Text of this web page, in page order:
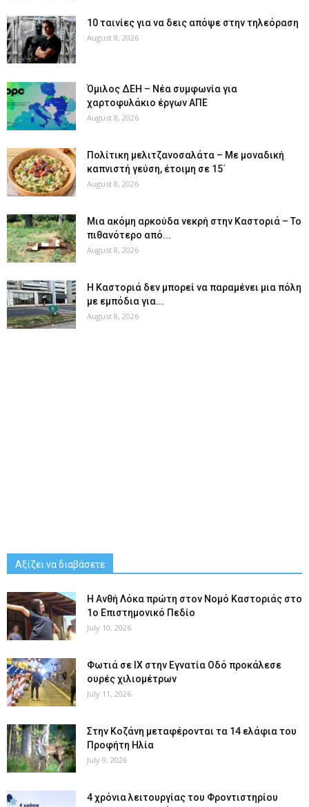
10 ταινίες για να δεις απόψε στην τηλεόραση
August 8, 2026
Όμιλος ΔΕΗ – Νέα συμφωνία για
χαρτοφυλάκιο έργων ΑΠΕ
August 8, 2026
Πολίτικη μελιτζανοσαλάτα – Με μοναδική
καπνιστή γεύση, έτοιμη σε 15΄
August 8, 2026
Μια ακόμη αρκούδα νεκρή στην Καστοριά – Το
πιθανότερο από...
August 8, 2026
Η Καστοριά δεν μπορεί να παραμένει μια πόλη
με εμπόδια για...
August 8, 2026
Αξίζει να διαβάσετε
Η Ανθή Λόκα πρώτη στον Νομό Καστοριάς στο
1ο Επιστημονικό Πεδίο
July 10, 2026
Φωτιά σε ΙΧ στην Εγνατία Οδό προκάλεσε
ουρές χιλιομέτρων
July 11, 2026
Στην Κοζάνη μεταφέρονται τα 14 ελάφια του
Προφήτη Ηλία
July 9, 2026
4 χρόνια λειτουργίας του Φροντιστηρίου